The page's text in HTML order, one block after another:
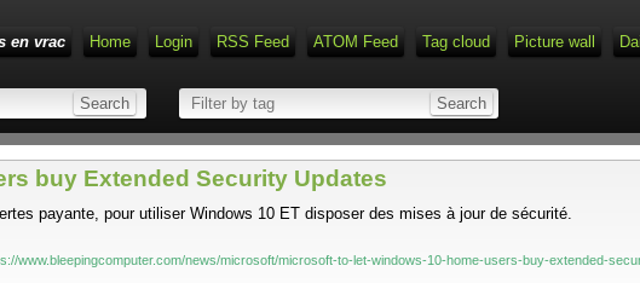
en vrac
Home Login RSS Feed ATOM Feed Tag cloud Picture wall
buy Extended Security Updates
payante, pour utiliser Windows 10 ET disposer des mises à jour de sécurité.
www.bleepingcomputer.com/news/microsoft/microsoft-to-let-windows-10-home-users-buy-extended-